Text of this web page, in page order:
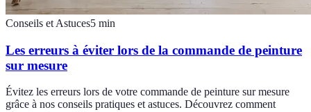
Conseils et Astuces5 min
Les erreurs à éviter lors de la commande de peinture
sur mesure
Évitez les erreurs lors de votre commande de peinture sur mesure
grâce à nos conseils pratiques et astuces. Découvrez comment